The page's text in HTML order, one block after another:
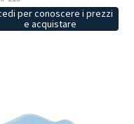
per conoscere i prezzi
e acquistare